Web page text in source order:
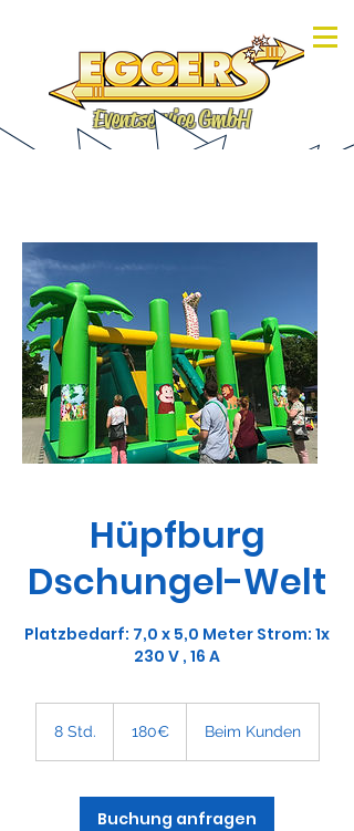
Eventservice GmbH
Hüpfburg
Dschungel-Welt
Platzbedarf: 7,0 x 5,0 Meter Strom: 1x
230 V , 16 A
8 Std.
d
.
180€ Beim Kunden
Buchung anfragen